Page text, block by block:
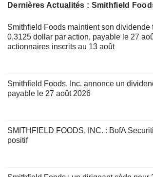
Dernières Actualités : Smithfield
Smithfield Foods maintient son dividende
0,3125 dollar par action, payable le 27
actionnaires inscrits au 13 août
Smithfield Foods, Inc. annonce un
payable le 27 août 2026
SMITHFIELD FOODS, INC. : BofA
positif